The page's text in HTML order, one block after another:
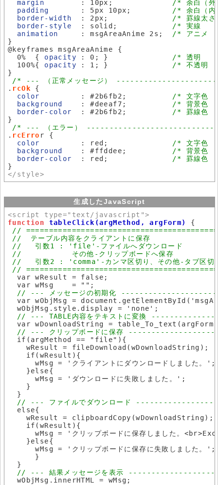
margin
        : 10px;
/* 余白（
padding
       : 5px 10px;
/* 余白（
border-width
  : 2px;
/* 罫線太
border-style
  : solid;
/* 実線
animation
     : msgAreaAnime 2s;
/* アニ
}
@keyframes msgAreaAnime {
  0%  {
opacity : 0; } /* 透明
  100%{
opacity : 1; } /* 不透
}
/* --- （正常メッセージ）
. rcOk {
color
         : #2b6fb2;
/* 文字
background
    : #deeaf7;
/* 背景
border-color
  : #2b6fb2;
/* 罫線
}
/* --- （エラー）
. rcErro r {
color
         : red;
/* 文字
background
    : #ffddee;
/* 背景
border-color
  : red;
/* 罫線
</style>
生成したJavaScript
<script type="text/javascript">
function tableClick(argMethod, argForm)
{
  var wResult = false;
  var wMsg    = "";
var wObjMsg =
  wObjMsg.style.display = 'none';
var wDownloadString =
  if(argMethod == "file"){
    wResult = fileDownload(wDownloadString);
    if(wResult){
      wMsg = 'クライアントにダウンロードしました。';
    }else{
      wMsg = 'ダウンロードに失敗しました。';
    }
  }
  else{
    wResult = clipboardCopy(wDownloadString);
    if(wResult){
wMsg = 'クリップボードに保存しました。
    }else{
      wMsg = 'クリップボードに保存に失敗しました。';
      }
  }
  wObjMsg.innerHTML = wMsg;